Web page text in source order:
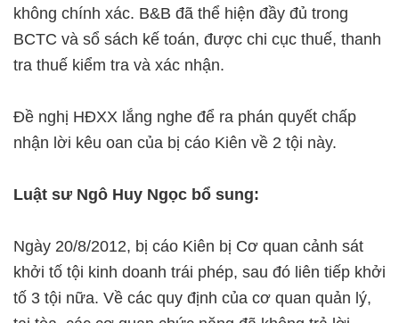
không chính xác. B&B đã thể hiện đầy đủ trong
BCTC và sổ sách kế toán, được chi cục thuế, thanh
tra thuế kiểm tra và xác nhận.
Đề nghị HĐXX lắng nghe để ra phán quyết chấp
nhận lời kêu oan của bị cáo Kiên về 2 tội này.
Luật sư Ngô Huy Ngọc bổ sung:
Ngày 20/8/2012, bị cáo Kiên bị Cơ quan cảnh sát
khởi tố tội kinh doanh trái phép, sau đó liên tiếp khởi
tố 3 tội nữa. Về các quy định của cơ quan quản lý,